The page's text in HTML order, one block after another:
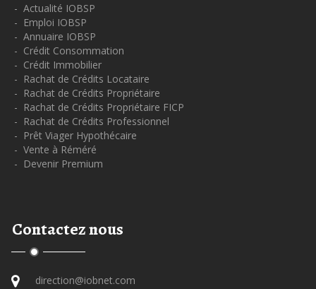
- Actualité IOBSP
- Emploi IOBSP
- Annuaire IOBSP
- Crédit Consommation
- Crédit Immobilier
- Rachat de Crédits Locataire
- Rachat de Crédits Propriétaire
- Rachat de Crédits Propriétaire FICP
- Rachat de Crédits Professionnel
- Prêt Viager Hypothécaire
- Vente à Réméré
- Devenir Premium
Contactez nous
direction@iobnet.com